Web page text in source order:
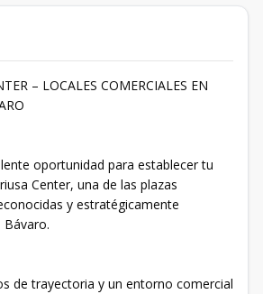
– LOCALES COMERCIALES EN
oportunidad para establecer tu
Center, una de las plazas
y estratégicamente
Bávaro.
de trayectoria y un entorno comercial